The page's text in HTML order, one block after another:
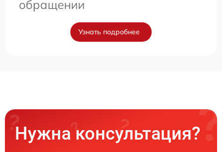
обращении
Узнать подробнее
Нужна консультация?